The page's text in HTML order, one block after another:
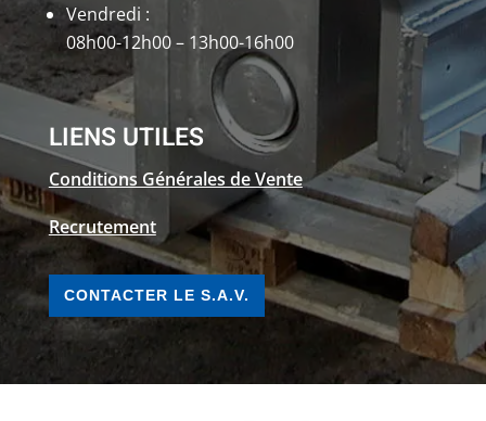
Vendredi :
08h00-12h00 – 13h00-16h00
LIENS UTILES
Conditions Générales de Vente
Recrutement
CONTACTER LE S.A.V.